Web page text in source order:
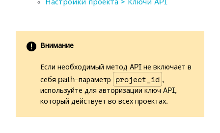
Настройки проекта > Ключи API
Внимание
Если необходимый метод API не включает в
себя path-параметр
project_id ,
используйте для авторизации ключ API,
который действует во всех проектах.